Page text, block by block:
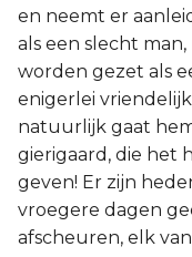
en neemt er
als een slecht
worden gezet als
enigerlei
natuurlijk gaat
gierigaard, die het
geven! Er zijn
vroegere dagen
afscheuren, elk